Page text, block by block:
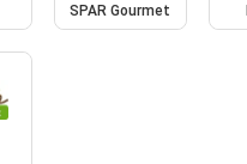
SPAR Gourmet